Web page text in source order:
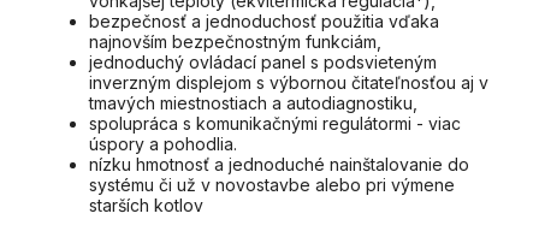
bezpečnosť a jednoduchosť použitia vďaka
najnovším bezpečnostným funkciám,
jednoduchý ovládací panel s podsvieteným
inverzným displejom s výbornou čitateľnosťou aj v
tmavých miestnostiach a autodiagnostiku,
spolupráca s komunikačnými regulátormi - viac
úspory a pohodlia.
nízku hmotnosť a jednoduché nainštalovanie do
systému či už v novostavbe alebo pri výmene
starších kotlov